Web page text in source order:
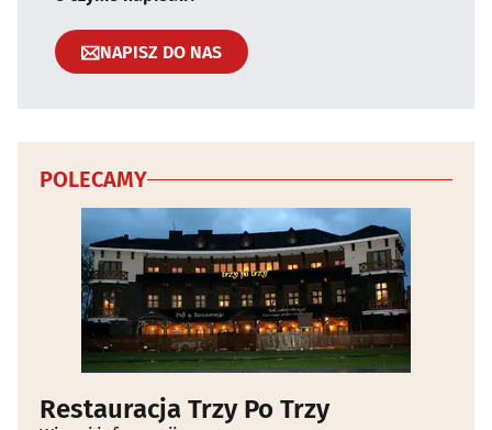
NAPISZ DO NAS
POLECAMY
Restauracja Trzy Po Trzy